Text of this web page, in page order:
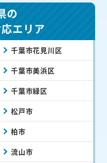
の
エリア
千葉市花見川区
千葉市美浜区
千葉市緑区
松戸市
柏市
流山市